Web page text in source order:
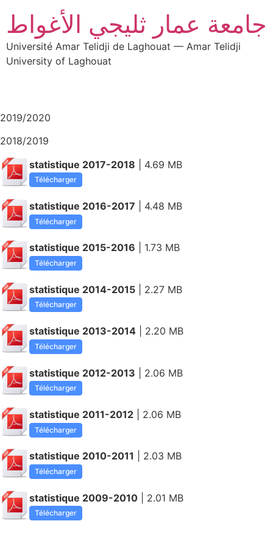
جامعة عمار ثليجي الأغواط
Université Amar Telidji de Laghouat — Amar Telidji
University of Laghouat
2019/2020
2018/2019
statistique 2017-2018 | 4.69 MB
Télécharger
statistique 2016-2017 | 4.48 MB
Télécharger
statistique 2015-2016 | 1.73 MB
Télécharger
statistique 2014-2015 | 2.27 MB
Télécharger
statistique 2013-2014 | 2.20 MB
Télécharger
statistique 2012-2013 | 2.06 MB
Télécharger
statistique 2011-2012 | 2.06 MB
Télécharger
statistique 2010-2011 | 2.03 MB
Télécharger
statistique 2009-2010 | 2.01 MB
Télécharger